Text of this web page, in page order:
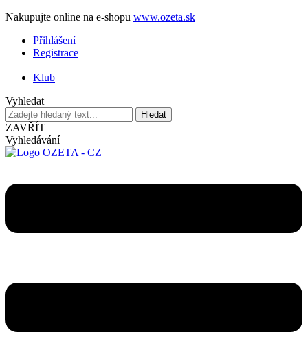
Nakupujte online na e-shopu www.ozeta.sk
Přihlášení
Registrace
|
Klub
Vyhledat
Hledat
ZAVŘÍT
Vyhledávání